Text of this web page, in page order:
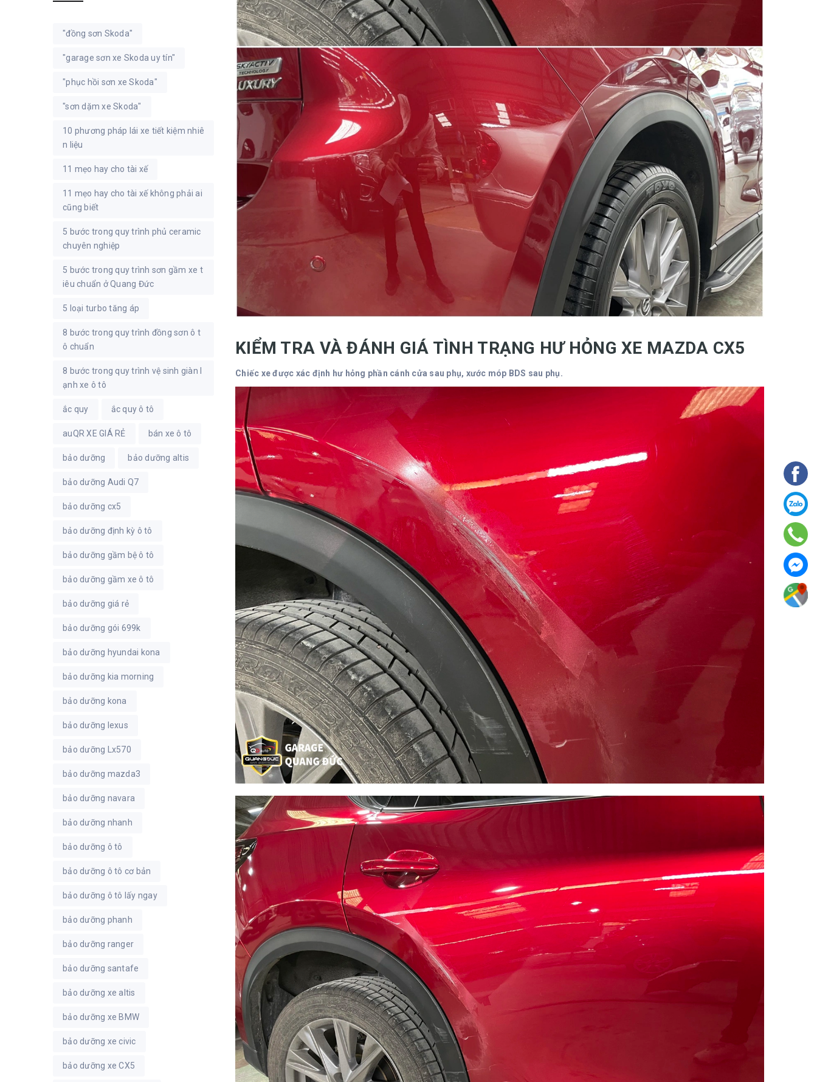
KIỂM TRA VÀ ĐÁNH GIÁ TÌNH TRẠNG HƯ HỎNG XE MAZDA CX5
Chiếc xe được xác định hư hỏng phần cánh cửa sau phụ, xước móp BDS sau phụ.
"đồng sơn Skoda"
"garage sơn xe Skoda uy tín"
"phục hồi sơn xe Skoda"
"sơn dặm xe Skoda"
10 phương pháp lái xe tiết kiệm nhiê
n liệu
11 mẹo hay cho tài xế
11 mẹo hay cho tài xế không phải ai
cũng biết
5 bước trong quy trình phủ ceramic
chuyên nghiệp
5 bước trong quy trình sơn gầm xe t
iêu chuẩn ở Quang Đức
5 loại turbo tăng áp
8 bước trong quy trình đồng sơn ô t
ô chuẩn
8 bước trong quy trình vệ sinh giàn l
ạnh xe ô tô
ắc quy ắc quy ô tô
auQR XE GIÁ RẺ bán xe ô tô
bảo dưỡng bảo dưỡng altis
bảo dưỡng Audi Q7
bảo dưỡng cx5
bảo dưỡng định kỳ ô tô
bảo dưỡng gầm bệ ô tô
bảo dưỡng gầm xe ô tô
bảo dưỡng giá rẻ
bảo dưỡng gói 699k
bảo dưỡng hyundai kona
bảo dưỡng kia morning
bảo dưỡng kona
bảo dưỡng lexus
bảo dưỡng Lx570
bảo dưỡng mazda3
bảo dưỡng navara
bảo dưỡng nhanh
bảo dưỡng ô tô
bảo dưỡng ô tô cơ bản
bảo dưỡng ô tô lấy ngay
bảo dưỡng phanh
bảo dưỡng ranger
bảo dưỡng santafe
bảo dưỡng xe altis
bảo dưỡng xe BMW
bảo dưỡng xe civic
bảo dưỡng xe CX5